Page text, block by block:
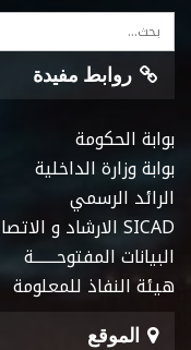
روابط مفيدة
بوابة الحكومة
بوابة وزارة الداخلية
الرائد الرسمي
SICAD الارشاد و الاتصال الاداري
البيانات المفتوحـــــــة
هيئة النفاذ للمعلومة
الموقع